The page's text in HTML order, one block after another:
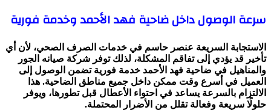
سرعة الوصول داخل ضاحية فهد الأحمد وخدمة فورية
الاستجابة السريعة عنصر حاسم في خدمات الصرف الصحي، لأن أي
تأخير قد يؤدي إلى تفاقم المشكلة، لذلك توفر شركة صيانه الجور
والمناهيل في ضاحية فهد الأحمد خدمة فورية تضمن الوصول إلى
العميل في أسرع وقت ممكن داخل جميع مناطق الضاحية. هذا
الالتزام بالسرعة يساعد في احتواء الأعطال قبل تطورها، ويوفر
حلولًا سريعة وفعالة تقلل من الأضرار المحتملة.